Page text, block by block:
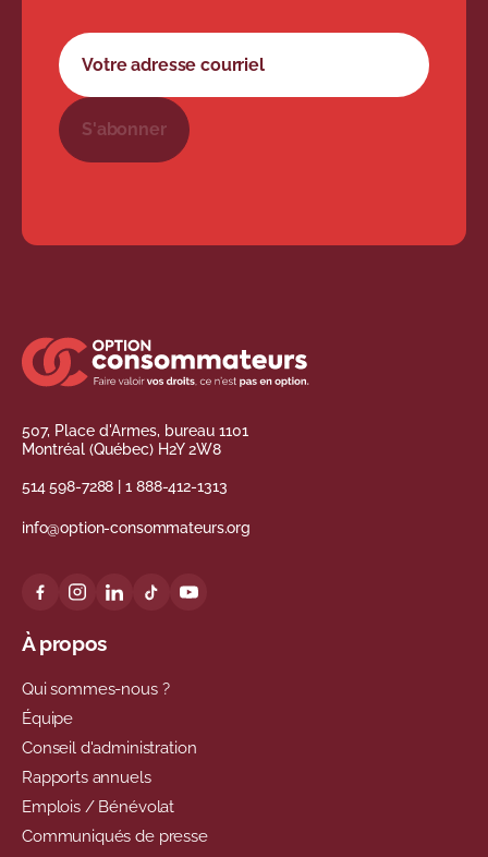
Formulaire d'abonnement à l'infolettre
Votre adresse courriel
S'abonner
507, Place d'Armes, bureau 1101
Montréal (Québec) H2Y 2W8
514 598-7288 |1 888-412-1313
info@option-consommateurs.org
À propos
Qui sommes-nous ?
Équipe
Conseil d'administration
Rapports annuels
Emplois / Bénévolat
Communiqués de presse